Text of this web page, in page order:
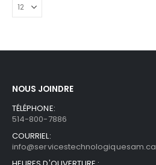
NOUS JOINDRE
TÉLÉPHONE:
514-800-7886
COURRIEL:
info@servicestechnologiquesam.ca